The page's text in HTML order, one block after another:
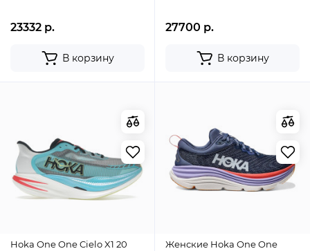
23332 р.
В корзину
27700 р.
В корзину
Hoka One One Cielo X1 20
Женские Hoka One One